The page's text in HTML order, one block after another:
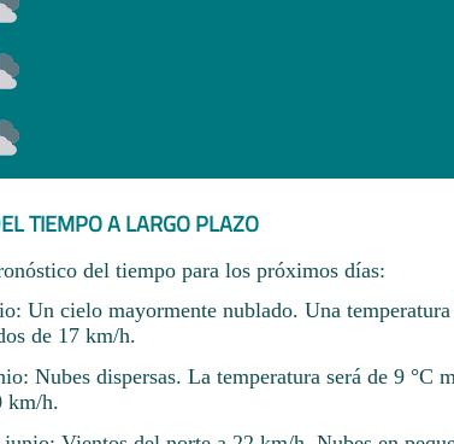
TIEMPO A LARGO PLAZO
del tiempo para los próximos días:
Un cielo mayormente nublado. Una
de 17 km/h.
Nubes dispersas. La temperatura será de 9 °C
km/h.